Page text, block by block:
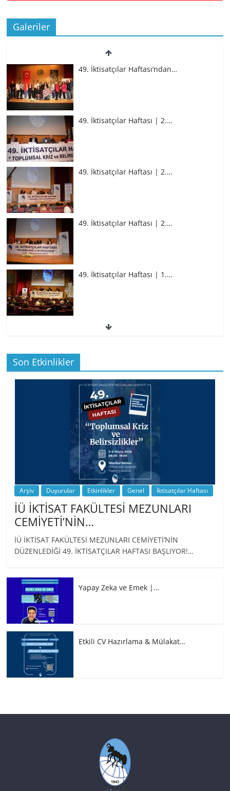
Galeriler
49. İktisatçılar Haftası’ndan…
49. İktisatçılar Haftası | 2.…
49. İktisatçılar Haftası | 2.…
49. İktisatçılar Haftası | 2.…
49. İktisatçılar Haftası | 1.…
49. İktisatçılar Haftası | 1.…
BİZ İKTİSATLILAR: İÇİMİZDEN BİRİ PROF.
…
Son Etkinlikler
Arşiv Duyurular Etkinlikler Genel İktisatçılar Haftası
İÜ İKTİSAT FAKÜLTESİ MEZUNLARI
CEMİYETİ’NİN…
İÜ İKTİSAT FAKÜLTESİ MEZUNLARI CEMİYETİ’NİN
DÜZENLEDİĞİ 49. İKTİSATÇILAR HAFTASI BAŞLIYOR!…
Yapay Zeka ve Emek |…
Etkili CV Hazırlama & Mülakat…